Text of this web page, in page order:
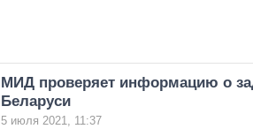
МИД проверяет информацию о
Беларуси
5 июля 2021, 11:37